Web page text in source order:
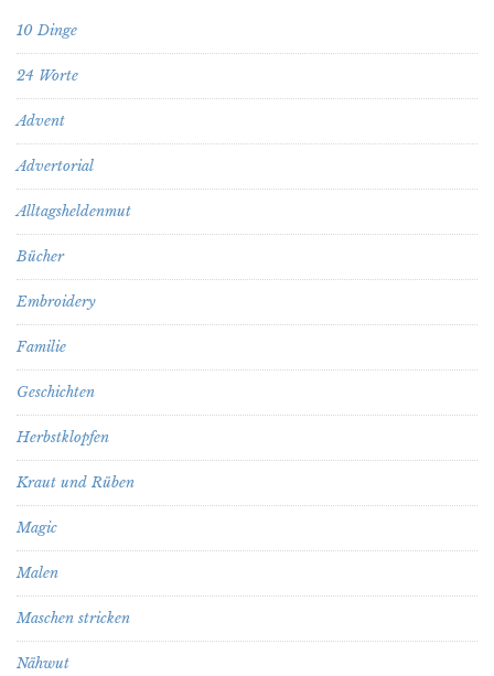
10 Dinge
24 Worte
Advent
Advertorial
Alltagsheldenmut
Bücher
Embroidery
Familie
Geschichten
Herbstklopfen
Kraut und Rüben
Magic
Malen
Maschen stricken
Nähwut